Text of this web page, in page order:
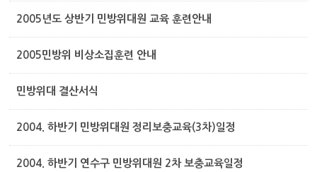
2005년도 상반기 민방위대원 교육 훈련안내
2005민방위 비상소집훈련 안내
민방위대 결산서식
2004. 하반기 민방위대원 정리보충교육(3차)일정
2004. 하반기 연수구 민방위대원 2차 보충교육일정